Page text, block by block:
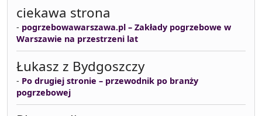
ciekawa strona
- pogrzebowawarszawa.pl – Zakłady pogrzebowe w
Warszawie na przestrzeni lat
Łukasz z Bydgoszczy
- Po drugiej stronie – przewodnik po branży
pogrzebowej